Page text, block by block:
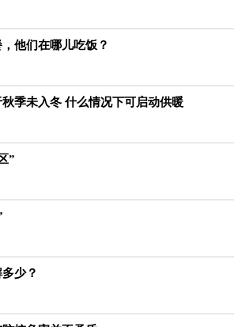
他们在哪儿吃饭？
季未入冬 什么情况下可启动供暖
”
少？